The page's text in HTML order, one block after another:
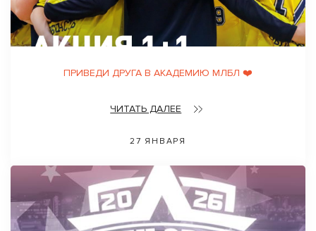
ПРИВЕДИ ДРУГА В АКАДЕМИЮ МЛБЛ ❤️
ЧИТАТЬ ДАЛЕЕ
27 ЯНВАРЯ